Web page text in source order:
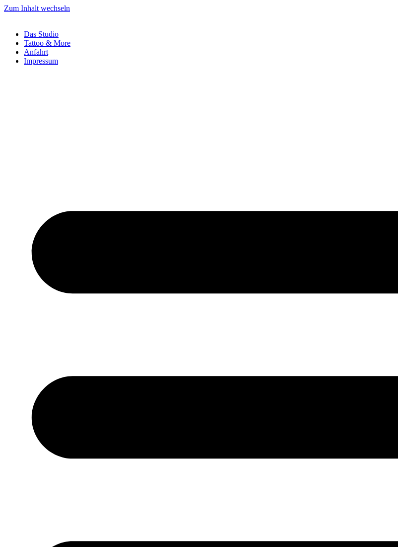
Zum Inhalt wechseln
Das Studio
Tattoo & More
Anfahrt
Impressum